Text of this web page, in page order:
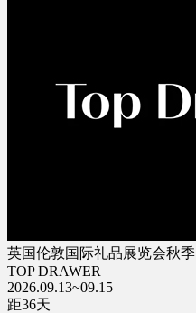
英国伦敦国际礼品展览会秋季
TOP DRAWER
2026.09.13~09.15
距36天